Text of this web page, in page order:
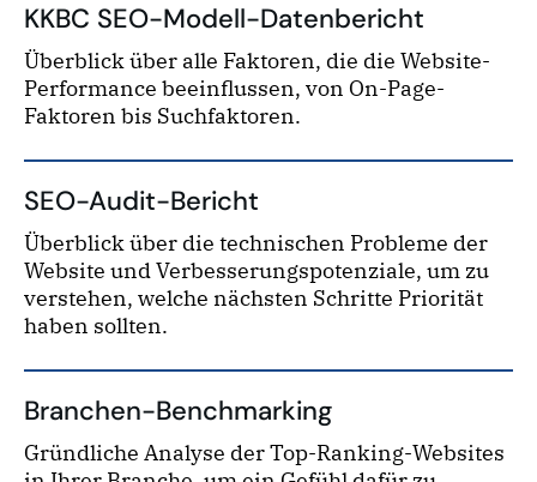
KKBC SEO-Modell-Datenbericht
Überblick über alle Faktoren, die die Website-
Performance beeinflussen, von On-Page-
Faktoren bis Suchfaktoren.
SEO-Audit-Bericht
Überblick über die technischen Probleme der
Website und Verbesserungspotenziale, um zu
verstehen, welche nächsten Schritte Priorität
haben sollten.
Branchen-Benchmarking
Gründliche Analyse der Top-Ranking-Websites